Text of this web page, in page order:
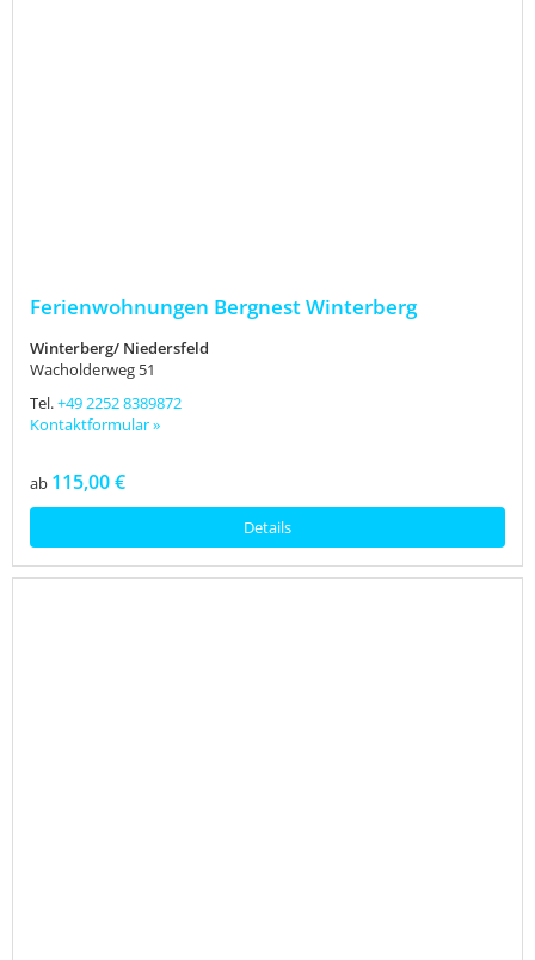
Ferienwohnungen Bergnest Winterberg
Winterberg/ Niedersfeld
Wacholderweg 51
Tel.+49 2252 8389872
Kontaktformular »
ab 115,00 €
Details